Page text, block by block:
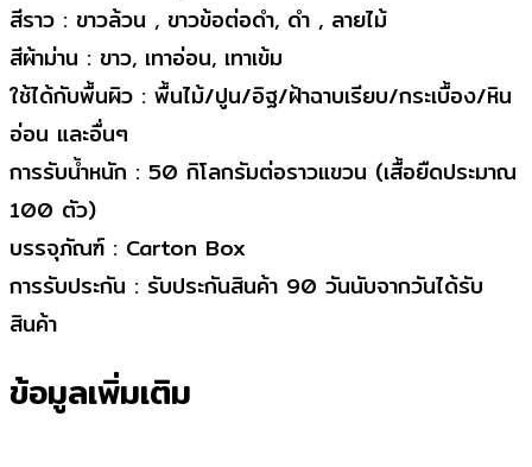
สีราว : ขาวล้วน , ขาวข้อต่อดำ, ดำ , ลายไม้
สีผ้าม่าน : ขาว, เทาอ่อน, เทาเข้ม
ใช้ได้กับพื้นผิว : พื้นไม้/ปูน/อิฐ/ฝ้าฉาบเรียบ/กระเบื้อง/หิน
อ่อน และอื่นๆ
การรับน้ำหนัก : 50 กิโลกรัมต่อราวแขวน (เสื้อยืดประมาณ
100 ตัว)
บรรจุภัณฑ์ : Carton Box
การรับประกัน : รับประกันสินค้า 90 วันนับจากวันได้รับ
สินค้า
ข้อมูลเพิ่มเติม